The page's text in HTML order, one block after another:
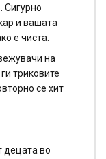
Сигурно
и вашата
е чиста.
на
триковите
се хит
децата во